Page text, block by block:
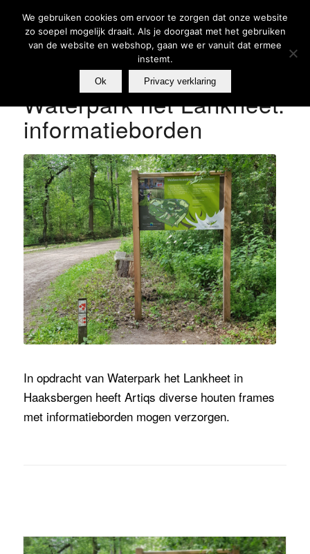
Waterpark het Lankheet:
informatieborden
In opdracht van Waterpark het Lankheet in
Haaksbergen heeft Artiqs diverse houten frames
met informatieborden mogen verzorgen.
We gebruiken cookies om ervoor te zorgen dat onze website
zo soepel mogelijk draait. Als je doorgaat met het gebruiken
van de website en webshop, gaan we er vanuit dat ermee
instemt.
Ok Privacy verklaring